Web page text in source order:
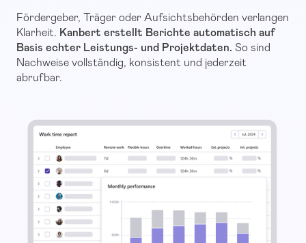
Fördergeber, Träger oder Aufsichtsbehörden verlangen
Klarheit. Kanbert erstellt Berichte automatisch auf
Basis echter Leistungs- und Projektdaten. So sind
Nachweise vollständig, konsistent und jederzeit
abrufbar.